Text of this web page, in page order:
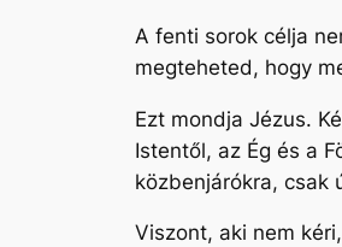
A fenti sorok célja
megteheted, hogy
Ezt mondja Jézus.
Istentől, az Ég és a
közbenjárókra, csak
Viszont, aki nem